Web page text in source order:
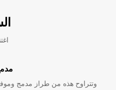
وتتراوح هذه من طراز مدمج